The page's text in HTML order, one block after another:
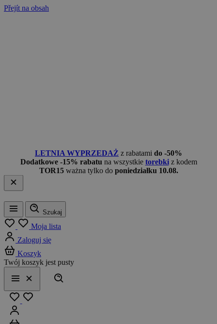
Přejít na obsah
LETNIA WYPRZEDAŻ z rabatami do -50%
Dodatkowe -15% rabatu na wszystkie torebkiz kodem
TOR15 ważna tylko do poniedziałku 10.08.
Menu
Szukaj
Moja lista
Zaloguj się
Koszyk
Twój koszyk jest pusty
Menu
Zamknij